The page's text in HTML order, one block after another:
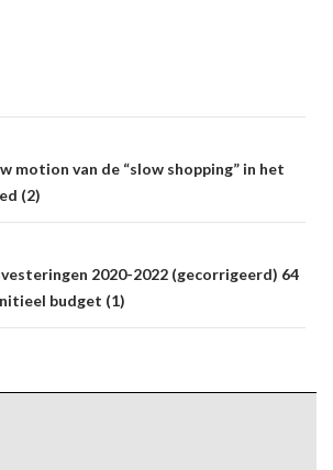
motion van de “slow shopping” in het
(2)
2020-2022 (gecorrigeerd) 64
budget (1)